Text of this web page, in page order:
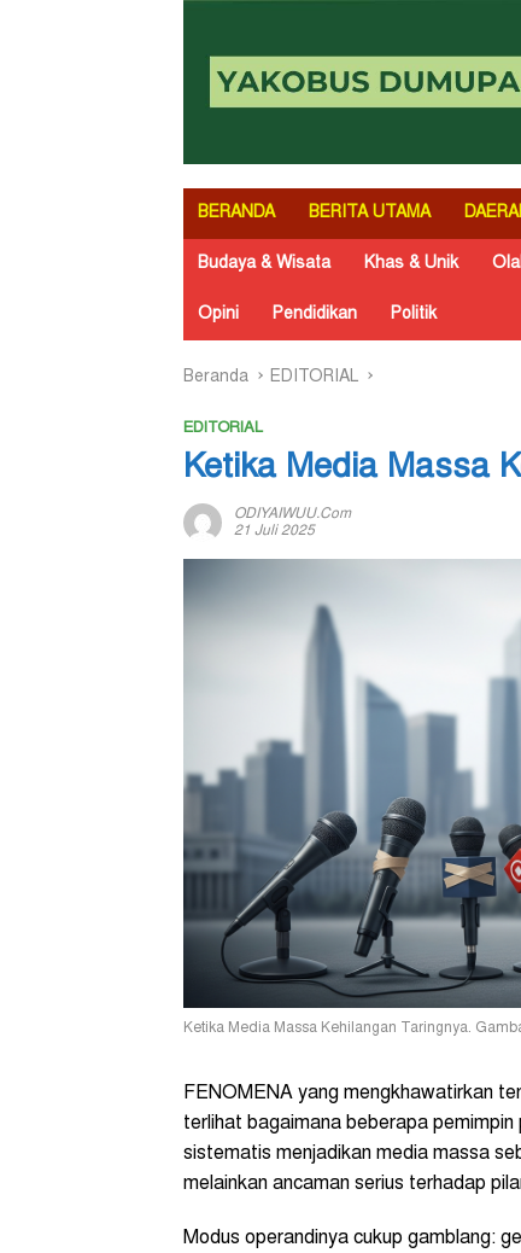
BERANDA BERITA UTAMA
Budaya & Wisata Khas & Unik
Opini Pendidikan Politik
Beranda EDITORIAL
EDITORIAL
Ketika Media Massa
ODIYAIWUU.com
21 Juli 2025
Ketika Media Massa Kehilangan Taringnya.
FENOMENA yang mengkhawatirkan
terlihat bagaimana beberapa
sistematis menjadikan media massa
melainkan ancaman serius terhadap
Modus operandinya cukup gamblang: